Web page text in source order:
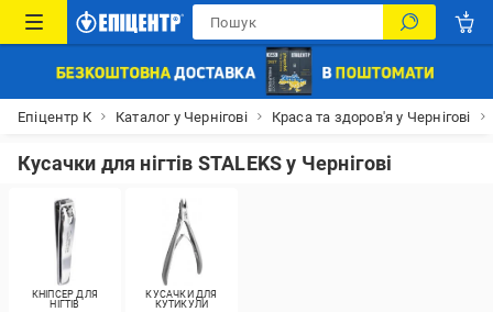
Епіцентр К Каталог у Чернігові Краса та здоров'я у Чернігові
Кусачки для нігтів STALEKS у Чернігові
КНІПСЕР ДЛЯ
НІГТІВ
КУСАЧКИ ДЛЯ
КУТИКУЛИ